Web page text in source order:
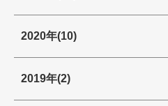
2020年(10)
2019年(2)